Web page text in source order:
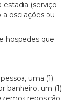
estadia (serviço
oscilações ou
hospedes que
uma (1)
banheiro, um (1)
reposição